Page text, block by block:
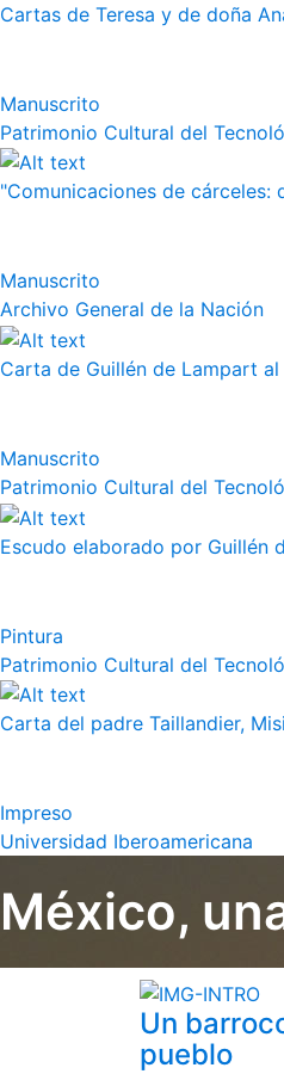
Cartas de Teresa y de doña
Manuscrito
Patrimonio Cultural del
"Comunicaciones de cárceles:
Manuscrito
Archivo General de la Nación
Carta de Guillén de Lampart
Manuscrito
Patrimonio Cultural del
Escudo elaborado por Guillén
Pintura
Patrimonio Cultural del
Carta del padre Taillandier,
Impreso
Universidad Iberoamericana
México,
Un
pueblo